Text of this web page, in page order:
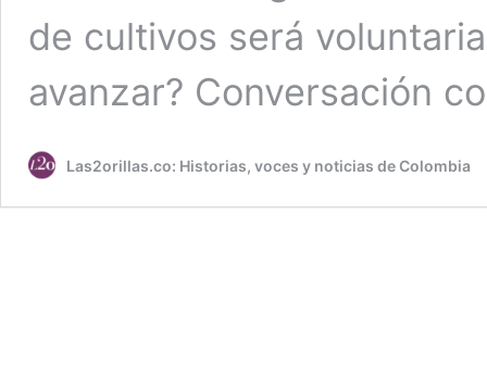
de cultivos será
avanzar? Conversación
Las2orillas.co: Historias, voces y noticias de Colombia